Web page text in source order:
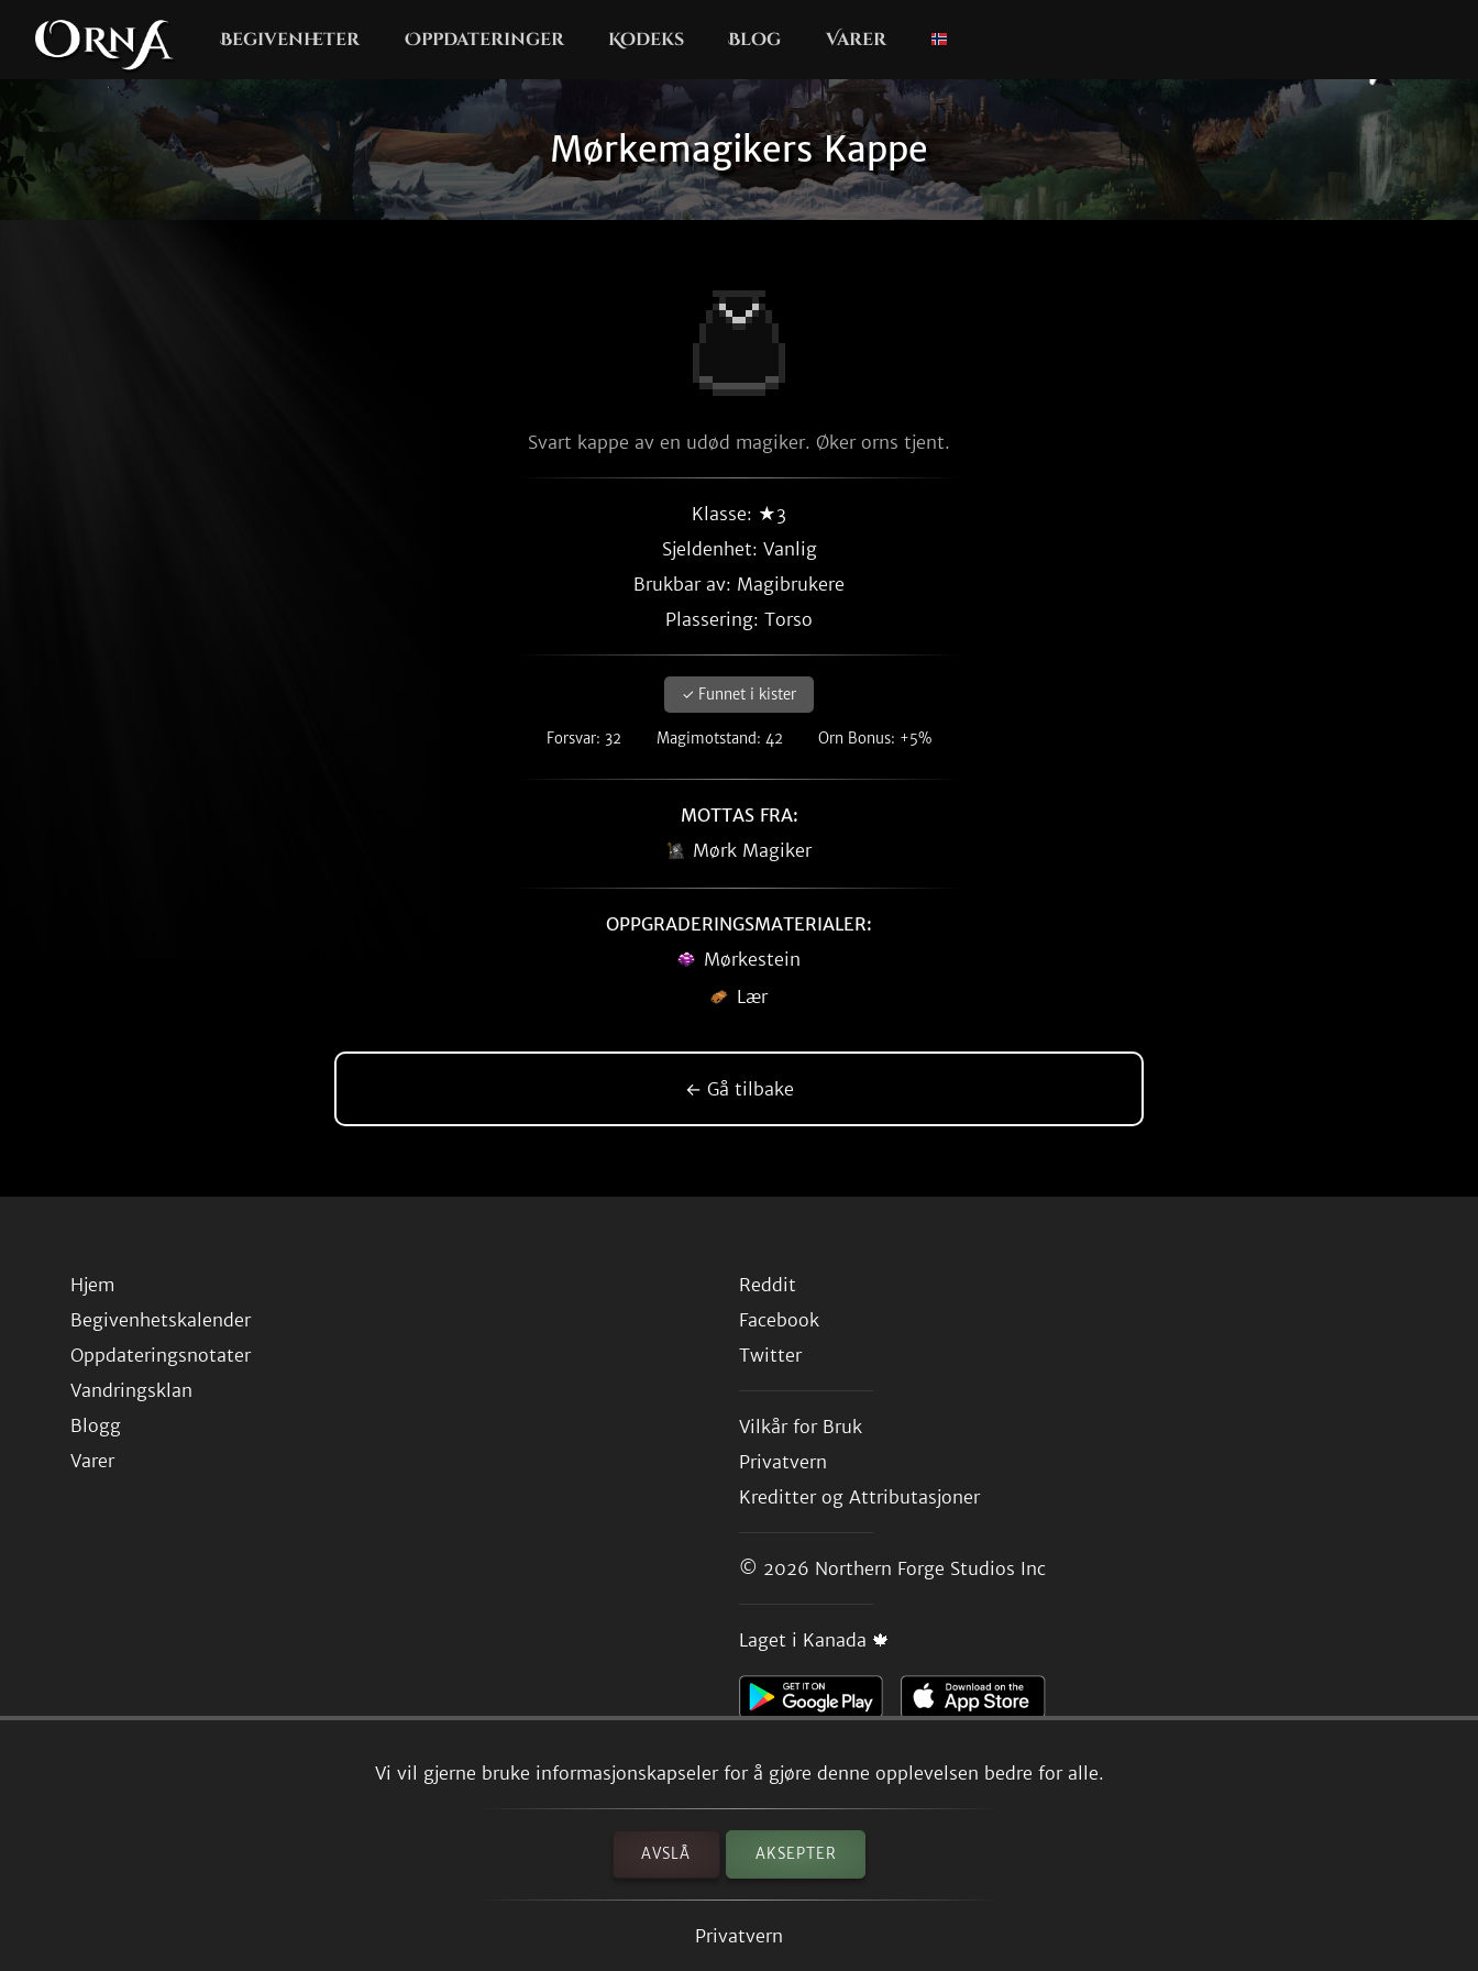
Begivenheter Oppdateringer Kodeks Blog Varer
Mørkemagikers Kappe
Vi vil gjerne bruke informasjonskapseler for å gjøre denne opplevelsen bedre for alle.
AVSLÅ AKSEPTER
Privatvern
Svart kappe av en udød magiker. Øker orns tjent.
Klasse: ★3
Sjeldenhet: Vanlig
Brukbar av: Magibrukere
Plassering: Torso
✓ Funnet i kister
Forsvar: 32 Magimotstand: 42 Orn Bonus: +5%
MOTTAS FRA:
Mørk Magiker
OPPGRADERINGSMATERIALER:
Mørkestein
Lær
← Gå tilbake
Hjem
Begivenhetskalender
Oppdateringsnotater
Vandringsklan
Blogg
Varer
Reddit
Facebook
Twitter
Vilkår for Bruk
Privatvern
Kreditter og Attributasjoner
© 2026 Northern Forge Studios Inc
Laget i Kanada 🍁